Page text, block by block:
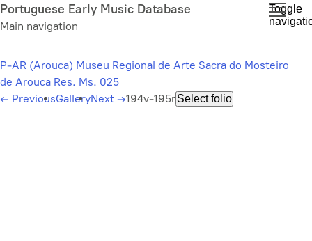
Skip
to
content
Portuguese Early Music Database
Main navigation
Toggle
P-AR (Arouca) Museu Regional de Arte Sacra do Mosteiro
de Arouca Res. Ms. 025
← PreviousGalleryNext →194v-195rSelect folio